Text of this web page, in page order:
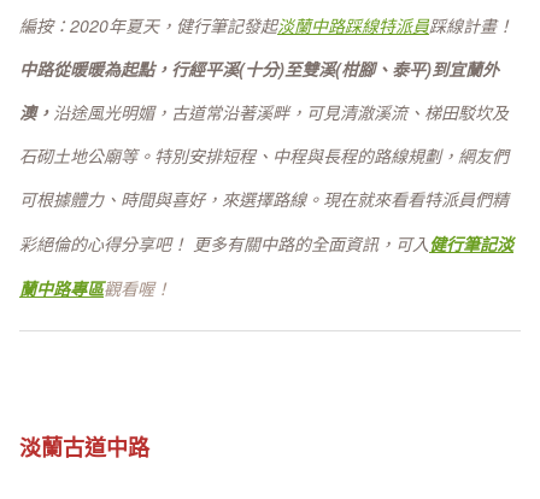
【路線】淡蘭中路短程 | 柑腳>闊瀨>灣潭
－尋訪清幽古徑
編按： 2020年夏天，健行筆記發起淡蘭中路踩線特派員踩線計畫！
中路從暖暖為起點，行經平溪(十分)至雙溪(柑腳、泰平)到宜蘭外
澳， 沿途風光明媚，古道常沿著溪畔，可見清澈溪流、梯田駁坎及
石砌土地公廟等。特別安排短程、中程與長程的路線規劃，網友們
可根據體力、時間與喜好，來選擇路線。現在就來看看特派員們精
彩絕倫的心得分享吧！ 更多有關中路的全面資訊， 可入健行筆記淡
蘭中路專區觀看喔！
淡蘭古道中路